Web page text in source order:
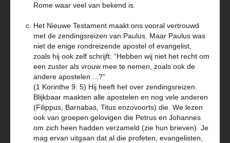
Rome waar veel van bekend is.
Het Nieuwe Testament maakt ons vooral vertrouwd
met de zendingsreizen van Paulus. Maar Paulus was
niet de enige rondreizende apostel of evangelist,
zoals hij ook zelf schrijft: “Hebben wij niet het recht om
een zuster als vrouw mee te nemen, zoals ook de
andere apostelen ...?”
(1 Korinthe 9: 5) Hij heeft het over zendingsreizen.
Blijkbaar maakten alle apostelen en nog vele anderen
(Filippus, Barnabas, Titus enzovoorts) die. We lezen
ook van groepen gelovigen die Petrus en Johannes
om zich heen hadden verzameld (zie hun brieven). Je
mag ervan uitgaan dat al die profeten, evangelisten,